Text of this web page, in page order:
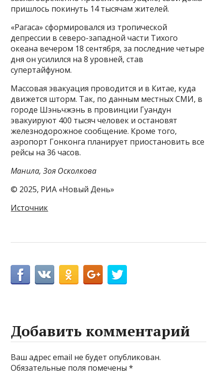
пришлось покинуть 14 тысячам жителей.
«Рагаса» сформировался из тропической
депрессии в северо-западной части Тихого
океана вечером 18 сентября, за последние четыре
дня он усилился на 8 уровней, став
супертайфуном.
Массовая эвакуация проводится и в Китае, куда
движется шторм. Так, по данным местных СМИ, в
городе Шэньчжэнь в провинции Гуандун
эвакуируют 400 тысяч человек и остановят
железнодорожное сообщение. Кроме того,
аэропорт Гонконга планирует приостановить все
рейсы на 36 часов.
Манила, Зоя Осколкова
© 2025, РИА «Новый День»
Источник
Добавить комментарий
Ваш адрес email не будет опубликован.
Обязательные поля помечены*